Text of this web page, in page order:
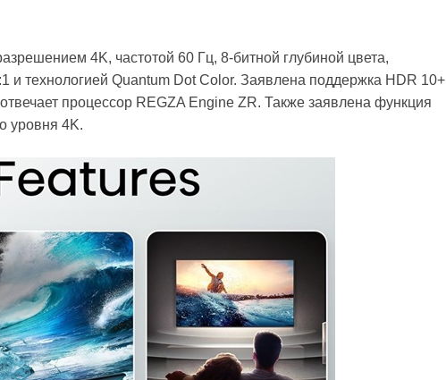
4K, частотой 60 Гц, 8-битной глубиной цвета,
и технологией Quantum Dot Color. Заявлена поддержка HDR 10+
процессор REGZA Engine ZR. Также заявлена функция
уровня 4K.